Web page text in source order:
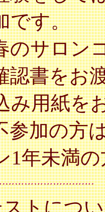
です。
ロンコ
認書をお
み用紙を
の方は
1年未満
トにつ